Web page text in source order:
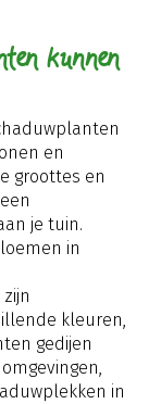
kunnen
en
groottes en
je tuin.
in
kleuren,
gedijen
in